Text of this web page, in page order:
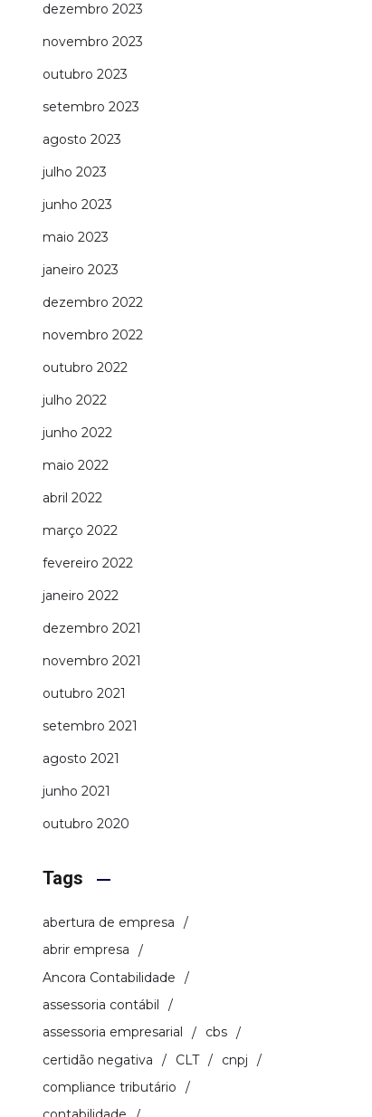
dezembro 2023
novembro 2023
outubro 2023
setembro 2023
agosto 2023
julho 2023
junho 2023
maio 2023
janeiro 2023
dezembro 2022
novembro 2022
outubro 2022
julho 2022
junho 2022
maio 2022
abril 2022
março 2022
fevereiro 2022
janeiro 2022
dezembro 2021
novembro 2021
outubro 2021
setembro 2021
agosto 2021
junho 2021
outubro 2020
Tags
abertura de empresa
abrir empresa
Ancora Contabilidade
assessoria contábil
assessoria empresarial
cbs
certidão negativa
CLT
cnpj
compliance tributário